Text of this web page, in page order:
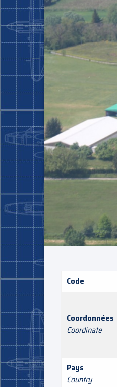
Code
Coordonnées
Coordinate
Pays
Country